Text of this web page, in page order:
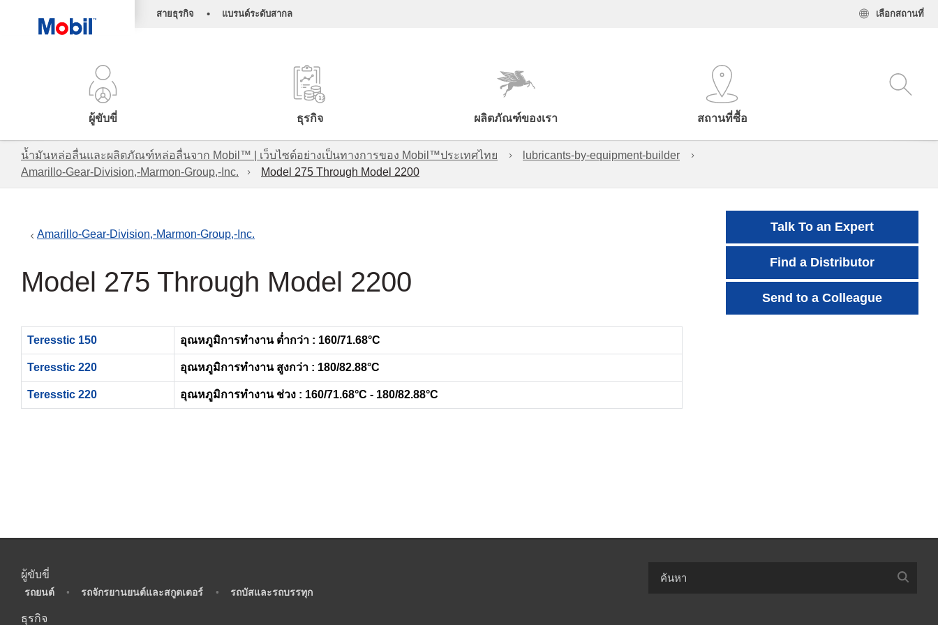
สายธุรกิจ • แบรนด์ระดับสากล เลือกสถานที่
ผู้ขับขี่ ธุรกิจ ผลิตภัณฑ์ของเรา สถานที่ซื้อ
น้ำมันหล่อลื่นและผลิตภัณฑ์หล่อลื่นจาก Mobil™ | เว็บไซต์อย่างเป็นทางการของ Mobil™ประเทศไทย
lubricants-by-equipment-builder
Amarillo-Gear-Division,-Marmon-Group,-Inc.
Model 275 Through Model 2200
Amarillo-Gear-Division,-Marmon-Group,-Inc.
Model 275 Through Model 2200
Teresstic 150 อุณหภูมิการทำงาน ต่ำกว่า : 160/71.68°C
Teresstic 220 อุณหภูมิการทำงาน สูงกว่า : 180/82.88°C
Teresstic 220 อุณหภูมิการทำงาน ช่วง : 160/71.68°C - 180/82.88°C
Talk To an Expert
Find a Distributor
Send to a Colleague
ผู้ขับขี่
รถยนต์ • รถจักรยานยนต์และสกูตเตอร์ • รถบัสและรถบรรทุก
ธุรกิจ